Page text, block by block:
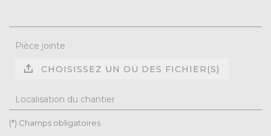
Pièce jointe
CHOISISSEZ UN OU DES FICHIER(S)
Localisation du chantier
(*) Champs obligatoires